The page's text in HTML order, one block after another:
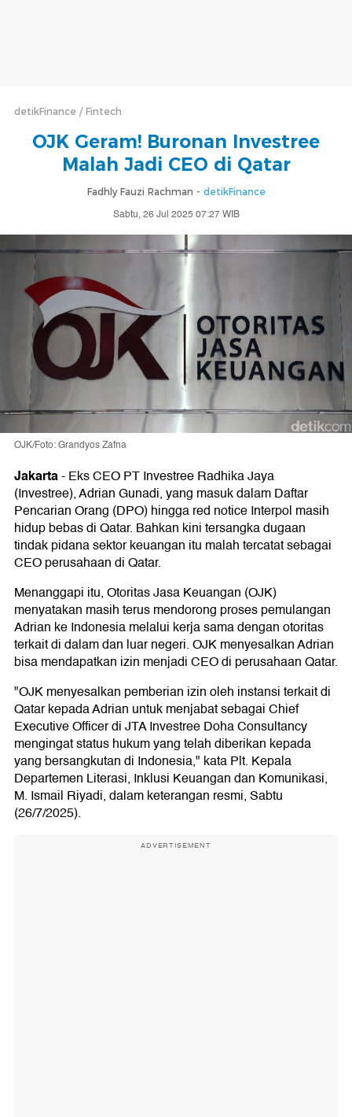
detikFinance Fintech
OJK Geram! Buronan Investree
Malah Jadi CEO di Qatar
Fadhly Fauzi Rachman - detikFinance
Sabtu, 26 Jul 2025 07:27 WIB
OJK/Foto: Grandyos Zafna
Jakarta-Eks CEO PT Investree Radhika Jaya
(Investree), Adrian Gunadi, yang masuk dalam Daftar
Pencarian Orang (DPO) hingga red notice Interpol masih
hidup bebas di Qatar. Bahkan kini tersangka dugaan
tindak pidana sektor keuangan itu malah tercatat sebagai
CEO perusahaan di Qatar.
Menanggapi itu, Otoritas Jasa Keuangan (OJK)
menyatakan masih terus mendorong proses pemulangan
Adrian ke Indonesia melalui kerja sama dengan otoritas
terkait di dalam dan luar negeri. OJK menyesalkan Adrian
bisa mendapatkan izin menjadi CEO di perusahaan Qatar.
"OJK menyesalkan pemberian izin oleh instansi terkait di
Qatar kepada Adrian untuk menjabat sebagai Chief
Executive Officer di JTA Investree Doha Consultancy
mengingat status hukum yang telah diberikan kepada
yang bersangkutan di Indonesia," kata Plt. Kepala
Departemen Literasi, Inklusi Keuangan dan Komunikasi,
M. Ismail Riyadi, dalam keterangan resmi, Sabtu
(26/7/2025).
ADVERTISEMENT